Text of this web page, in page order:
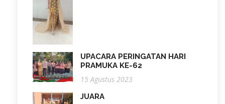
UPACARA PERINGATAN HARI
PRAMUKA KE-62
15 Agustus 2023
JUARA